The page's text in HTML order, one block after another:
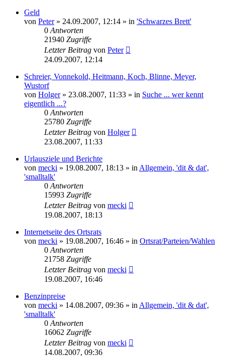
Geld
von Peter» 24.09.2007, 12:14 » in 'Schwarzes Brett'
0 Antworten
21940 Zugriffe
Letzter Beitrag von Peter
24.09.2007, 12:14
Schreier, Vonnekold, Heitmann, Koch, Blinne, Meyer,
Wustorf
von Holger» 23.08.2007, 11:33 » in Suche ... wer kennt
eigentlich ...?
0 Antworten
25780 Zugriffe
Letzter Beitrag von Holger
23.08.2007, 11:33
Urlausziele und Berichte
von mecki » 19.08.2007, 18:13 » in Allgemein, 'dit & dat',
'smalltalk'
0 Antworten
15993 Zugriffe
Letzter Beitrag von mecki
19.08.2007, 18:13
Internetseite des Ortsrats
von mecki » 19.08.2007, 16:46 » in Ortsrat/Parteien/Wahlen
0 Antworten
21758 Zugriffe
Letzter Beitrag von mecki
19.08.2007, 16:46
Benzinpreise
von mecki » 14.08.2007, 09:36 » in Allgemein, 'dit & dat',
'smalltalk'
0 Antworten
16062 Zugriffe
Letzter Beitrag von mecki
14.08.2007, 09:36